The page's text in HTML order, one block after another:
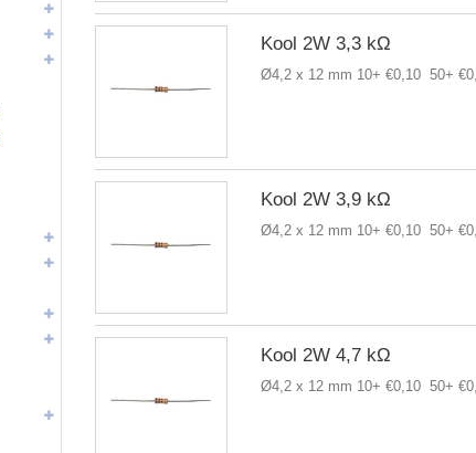
Kool 2W 3,3 kΩ
Ø4,2 x 12 mm 10+ €0,10 50+
Kool 2W 3,9 kΩ
Ø4,2 x 12 mm 10+ €0,10 50+
Kool 2W 4,7 kΩ
Ø4,2 x 12 mm 10+ €0,10 50+